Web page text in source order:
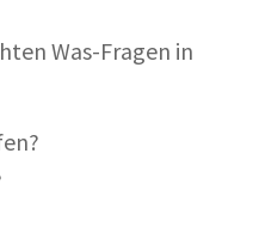
Was-Fragen in